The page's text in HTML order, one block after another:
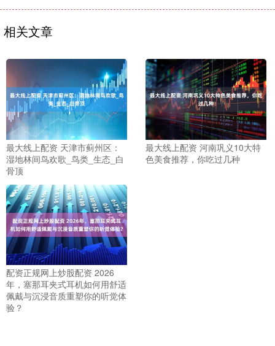
相关文章
最大线上配资 天津市蓟州区：
湿地林间鸟欢歌_鸟类_生态_白
骨顶
最大线上配资 河南巩义10大特
色美食推荐，你吃过几种
配资正规网上炒股配资 2026
年，塞那耳夹式耳机如何用舒适
佩戴与沉浸音质重塑你的听觉体
验？